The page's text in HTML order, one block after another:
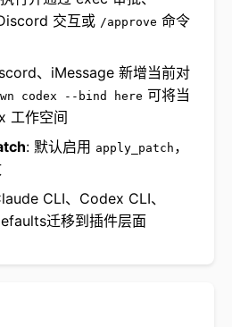
交互或 /approve 命令
、iMessage 新增当前对
codex --bind here 可将当
工作空间
: 默认启用 apply_patch ，
CLI、Codex CLI、
迁移到插件层面